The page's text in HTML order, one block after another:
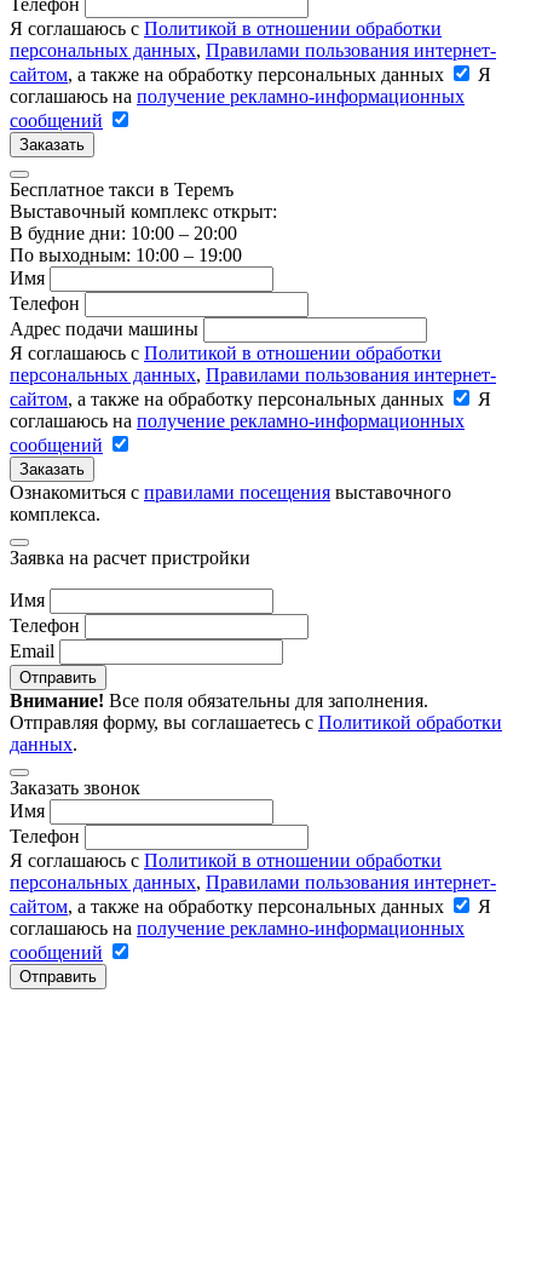
Я соглашаюсь с Политикой в отношении обработки
персональных данных, Правилами пользования интернет-
сайтом, а также на обработку персональных данных
Я
соглашаюсь на получение рекламно-информационных
сообщений
Заказать
Бесплатное такси в Теремъ
Выставочный комплекс открыт:
В будние дни: 10:00 – 20:00
По выходным: 10:00 – 19:00
Имя
Телефон
Адрес подачи машины
Я соглашаюсь с Политикой в отношении обработки
персональных данных, Правилами пользования интернет-
сайтом, а также на обработку персональных данных
Я
соглашаюсь на получение рекламно-информационных
сообщений
Заказать
Ознакомиться с правилами посещения выставочного
комплекса.
Заявка на расчет пристройки
Имя
Телефон
Email
Отправить
Внимание! Все поля обязательны для заполнения.
Отправляя форму, вы соглашаетесь с Политикой обработки
данных.
Заказать звонок
Имя
Телефон
Я соглашаюсь с Политикой в отношении обработки
персональных данных, Правилами пользования интернет-
сайтом, а также на обработку персональных данных
Я
соглашаюсь на получение рекламно-информационных
сообщений
Отправить